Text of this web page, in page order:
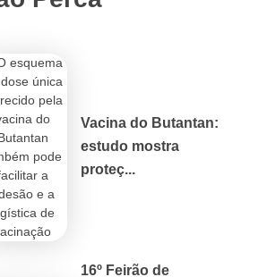
Vacina do Butantan:
estudo mostra
proteç...
16º Feirão de